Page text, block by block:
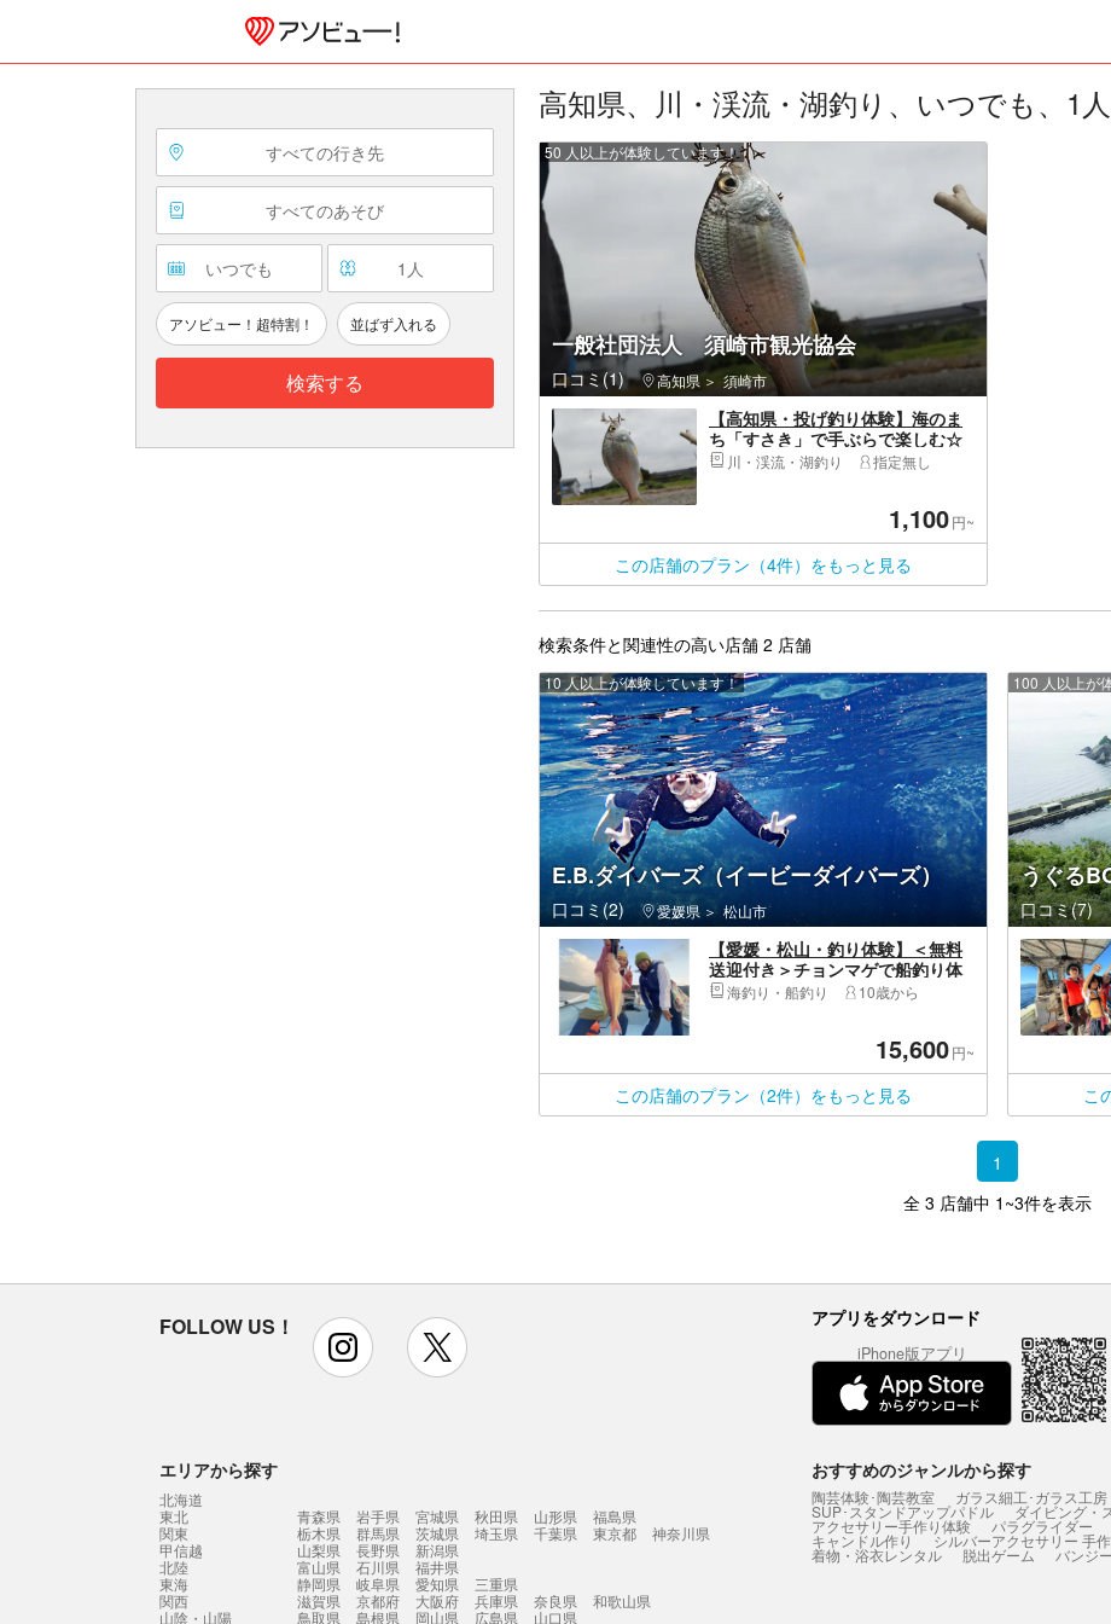
すべての行き先
すべてのあそび
いつでも 1 人
アソビュー！超特割！ 並ばず入れる
検索する
高知県、川・渓流・湖釣り、いつでも、1
一般社団法人 須崎市観光協会
口コミ(1) 高知県 須崎市
50 人以上が体験しています！
【高知県・投げ釣り体験】海のま
ち「すさき」で手ぶらで楽しむ☆
釣った魚も美味しく食べれます！
川・渓流・湖釣り 指定無し
1,100円~
この店舗のプラン（4件）をもっと見る
検索条件と関連性の高い店舗 2 店舗
E.B.ダイバーズ（イービーダイバーズ）
口コミ(2) 愛媛県 松山市
10 人以上が体験しています！
【愛媛・松山・釣り体験】＜無料
送迎付き＞チョンマゲで船釣り体
験？！伊達の殿様フィッシング・
海釣り・船釣り 10歳から
15,600円~
この店舗のプラン（2件）をもっと見る
うぐる
口コミ(7)
100 人以上が
こ
1
全 3 店舗中 1~3件を表示
FOLLOW US！ instagram アプリをダウンロード
iPhone版アプリ
エリアから探す
北海道
東北
青森県 岩手県 宮城県 秋田県 山形県
福島県
関東
栃木県 群馬県 茨城県 埼玉県 千葉県 東京都
神奈川県
甲信越
山梨県 長野県
新潟県
北陸
富山県 石川県
福井県
東海
静岡県 岐阜県 愛知県
三重県
関西
滋賀県 京都府 大阪府 兵庫県 奈良県
和歌山県
山陰・山陽
鳥取県 島根県 岡山県 広島県 山口県
おすすめのジャンルから探す
陶芸体験･陶芸教室 ガラス細工･ガラス工房
SUP･スタンドアップパドル ダイビング・
アクセサリー手作り体験 パラグライダー
キャンドル作り シルバーアクセサリー 手
着物・浴衣レンタル 脱出ゲーム バンジ